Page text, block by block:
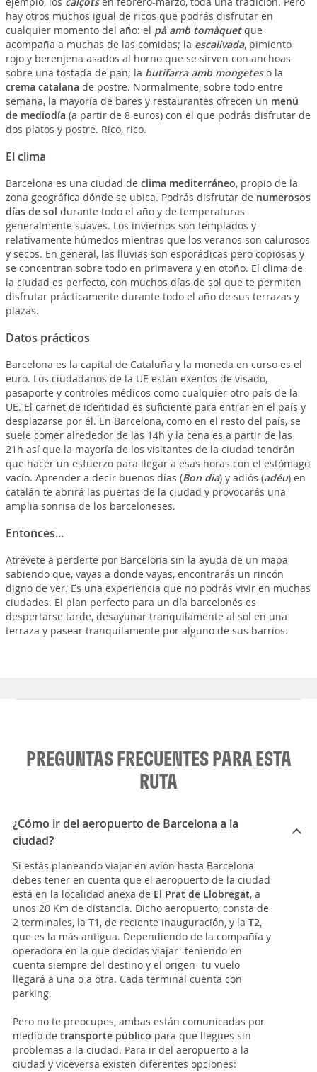
hay otros muchos igual de ricos que podrás disfrutar en
cualquier momento del año: el pà amb tomàquetque
acompaña a muchas de las comidas; la escalivada, pimiento
rojo y berenjena asados al horno que se sirven con anchoas
sobre una tostada de pan; la butifarra amb mongeteso la
crema catalana de postre. Normalmente, sobre todo entre
semana, la mayoría de bares y restaurantes ofrecen un menú
de mediodía (a partir de 8 euros) con el que podrás disfrutar de
dos platos y postre. Rico, rico.
El clima
Barcelona es una ciudad de clima mediterráneo, propio de la
zona geográfica dónde se ubica. Podrás disfrutar de numerosos
días de sol durante todo el año y de temperaturas
generalmente suaves. Los inviernos son templados y
relativamente húmedos mientras que los veranos son calurosos
y secos. En general, las lluvias son esporádicas pero copiosas y
se concentran sobre todo en primavera y en otoño. El clima de
la ciudad es perfecto, con muchos días de sol que te permiten
disfrutar prácticamente durante todo el año de sus terrazas y
plazas.
Datos prácticos
Barcelona es la capital de Cataluña y la moneda en curso es el
euro. Los ciudadanos de la UE están exentos de visado,
pasaporte y controles médicos como cualquier otro país de la
UE. El carnet de identidad es suficiente para entrar en el país y
desplazarse por él. En Barcelona, como en el resto del país, se
suele comer alrededor de las 14h y la cena es a partir de las
21h así que la mayoría de los visitantes de la ciudad tendrán
que hacer un esfuerzo para llegar a esas horas con el estómago
vacío. Aprender a decir buenos días (Bon dia) y adiós (adéu) en
catalán te abrirá las puertas de la ciudad y provocarás una
amplia sonrisa de los barceloneses.
Entonces...
Atrévete a perderte por Barcelona sin la ayuda de un mapa
sabiendo que, vayas a donde vayas, encontrarás un rincón
digno de ver. Es una experiencia que no podrás vivir en muchas
ciudades. El plan perfecto para un día barcelonés es
despertarse tarde, desayunar tranquilamente al sol en una
terraza y pasear tranquilamente por alguno de sus barrios.
PREGUNTAS FRECUENTES PARA ESTA
RUTA
¿Cómo ir del aeropuerto de Barcelona a la
ciudad?
Si estás planeando viajar en avión hasta Barcelona
debes tener en cuenta que el aeropuerto de la ciudad
está en la localidad anexa de El Prat de Llobregat, a
unos 20 Km de distancia. Dicho aeropuerto, consta de
2 terminales, la T1, de reciente inauguración, y la T2,
que es la más antigua. Dependiendo de la compañía y
operadora en la que decidas viajar -teniendo en
cuenta siempre del destino y el origen- tu vuelo
llegará a una o a otra. Cada terminal cuenta con
parking.
Pero no te preocupes, ambas están comunicadas por
medio de transporte público para que llegues sin
problemas a la ciudad. Para ir del aeropuerto a la
ciudad y viceversa existen diferentes opciones: